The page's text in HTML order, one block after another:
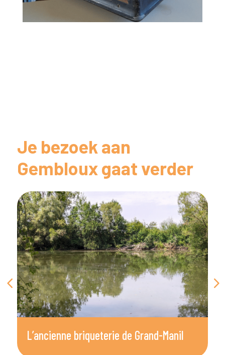
Je bezoek aan
Gembloux gaat verder
L’ancienne briqueterie de Grand-Manil